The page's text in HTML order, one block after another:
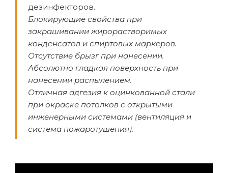
дезинфекторов.
Блокирующие свойства при
закрашивании жирорастворимых
конденсатов и спиртовых маркеров.
Отсутствие брызг при нанесении.
Абсолютно гладкая поверхность при
нанесении распылением.
Отличная адгезия к оцинкованной стали
при окраске потолков с открытыми
инженерными системами (вентиляция и
система пожаротушения).